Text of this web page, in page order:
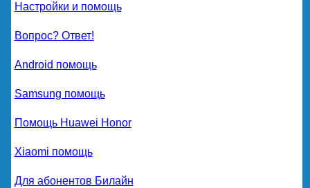
Настройки и помощь
Вопрос? Ответ!
Android помощь
Samsung помощь
Помощь Huawei Honor
Xiaomi помощь
Для абонентов Билайн